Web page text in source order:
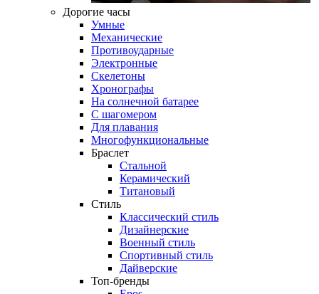
Дорогие часы
Умные
Механические
Противоударные
Электронные
Скелетоны
Хронографы
На солнечной батарее
С шагомером
Для плавания
Многофункциональные
Браслет
Стальной
Керамический
Титановый
Стиль
Классический стиль
Дизайнерские
Военный стиль
Спортивный стиль
Дайверские
Топ-бренды